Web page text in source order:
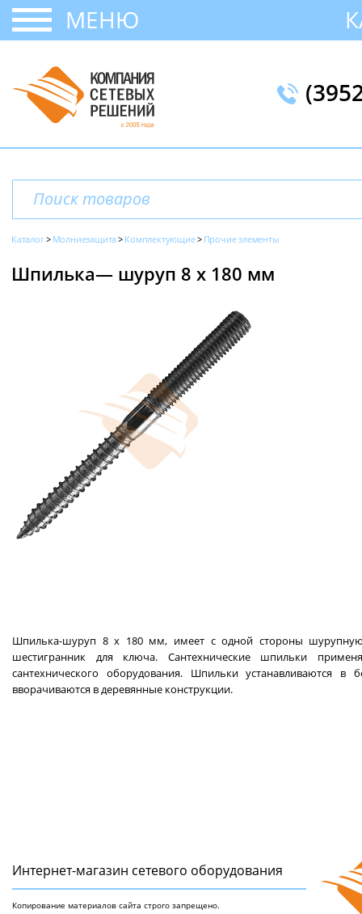
МЕНЮ
Каталог Молниезащита Комплектующие Прочие элементы
Шпилька— шуруп 8 х 180 мм
Шпилька-шуруп 8 х 180 мм, имеет с одной стороны
шестигранник для ключа. Сантехнические шпильки
сантехнического оборудования. Шпильки
вворачиваются в деревянные конструкции.
Интернет-магазин сетeвого оборудования
Копирование материалов сайта строго запрещено.